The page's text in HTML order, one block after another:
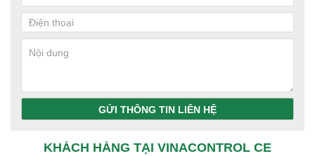
GỬI THÔNG TIN LIÊN HỆ
KHÁCH HÀNG TẠI VINACONTROL CE